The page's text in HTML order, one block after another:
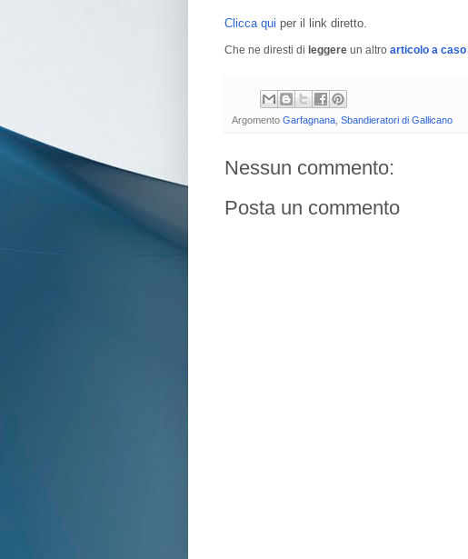
Clicca qui per il link diretto.
Che ne diresti di leggere un altro articolo a caso
Argomento Garfagnana Sbandieratori di Gallicano
Nessun commento:
Posta un commento